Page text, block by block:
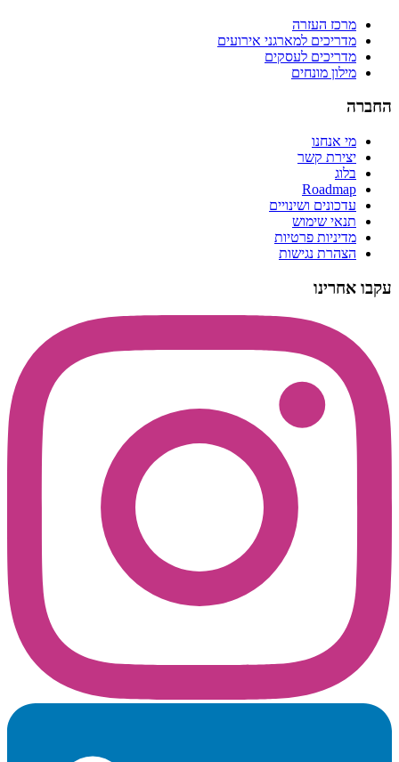
מרכז העזרה
מדריכים למארגני אירועים
מדריכים לעסקים
מילון מונחים
החברה
מי אנחנו
יצירת קשר
בלוג
Roadmap
עדכונים ושינויים
תנאי שימוש
מדיניות פרטיות
הצהרת נגישות
עקבו אחרינו